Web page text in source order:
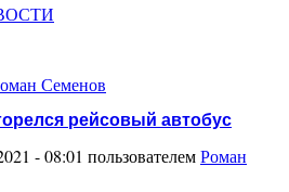
рейсовый автобус
- 08:01 пользователемРоман